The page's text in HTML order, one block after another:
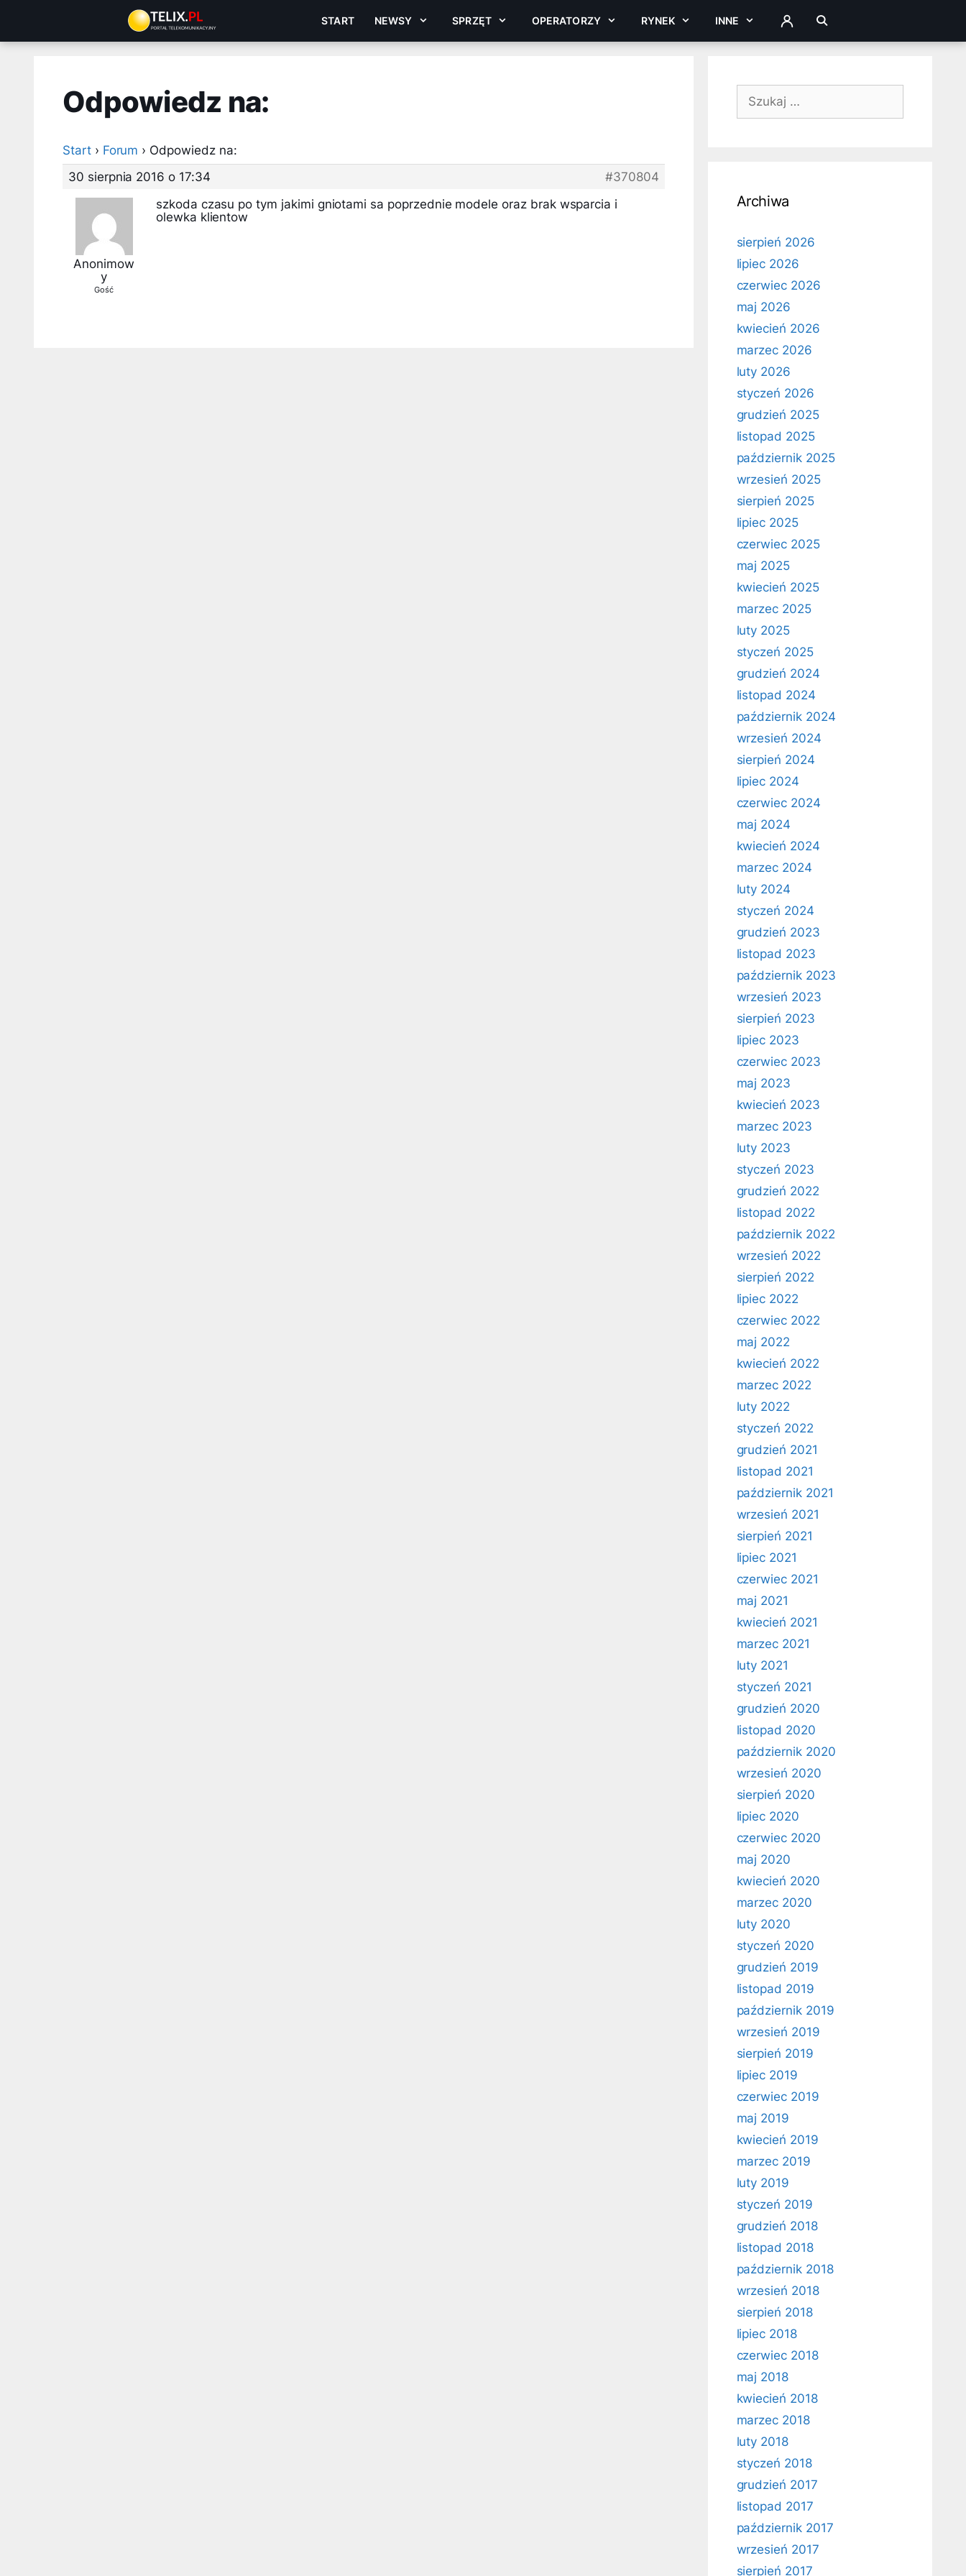
treści
START NEWSY SPRZĘT OPERATORZY RYNEK INNE ZALOGUJ
Odpowiedz na:
Start › Forum › Odpowiedz na:
30 sierpnia 2016 o 17:34
#370804
Anonimow
y
Gość
szkoda czasu po tym jakimi gniotami sa poprzednie modele oraz brak wsparcia i
olewka klientow
Szukaj:
Archiwa
sierpień 2026
lipiec 2026
czerwiec 2026
maj 2026
kwiecień 2026
marzec 2026
luty 2026
styczeń 2026
grudzień 2025
listopad 2025
październik 2025
wrzesień 2025
sierpień 2025
lipiec 2025
czerwiec 2025
maj 2025
kwiecień 2025
marzec 2025
luty 2025
styczeń 2025
grudzień 2024
listopad 2024
październik 2024
wrzesień 2024
sierpień 2024
lipiec 2024
czerwiec 2024
maj 2024
kwiecień 2024
marzec 2024
luty 2024
styczeń 2024
grudzień 2023
listopad 2023
październik 2023
wrzesień 2023
sierpień 2023
lipiec 2023
czerwiec 2023
maj 2023
kwiecień 2023
marzec 2023
luty 2023
styczeń 2023
grudzień 2022
listopad 2022
październik 2022
wrzesień 2022
sierpień 2022
lipiec 2022
czerwiec 2022
maj 2022
kwiecień 2022
marzec 2022
luty 2022
styczeń 2022
grudzień 2021
listopad 2021
październik 2021
wrzesień 2021
sierpień 2021
lipiec 2021
czerwiec 2021
maj 2021
kwiecień 2021
marzec 2021
luty 2021
styczeń 2021
grudzień 2020
listopad 2020
październik 2020
wrzesień 2020
sierpień 2020
lipiec 2020
czerwiec 2020
maj 2020
kwiecień 2020
marzec 2020
luty 2020
styczeń 2020
grudzień 2019
listopad 2019
październik 2019
wrzesień 2019
sierpień 2019
lipiec 2019
czerwiec 2019
maj 2019
kwiecień 2019
marzec 2019
luty 2019
styczeń 2019
grudzień 2018
listopad 2018
październik 2018
wrzesień 2018
sierpień 2018
lipiec 2018
czerwiec 2018
maj 2018
kwiecień 2018
marzec 2018
luty 2018
styczeń 2018
grudzień 2017
listopad 2017
październik 2017
wrzesień 2017
sierpień 2017